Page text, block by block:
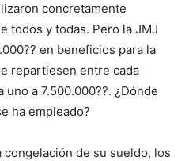
concretamente
todos y todas. Pero la JMJ
en beneficios para la
repartiesen entre cada
a 7.500.000??. ¿Dónde
ha empleado?
de su sueldo, los